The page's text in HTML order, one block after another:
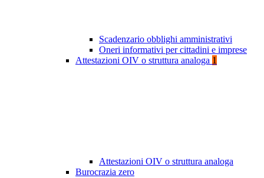
Scadenzario obblighi amministrativi
Oneri informativi per cittadini e imprese
Attestazioni OIV o struttura analoga 1
Attestazioni OIV o struttura analoga
Burocrazia zero